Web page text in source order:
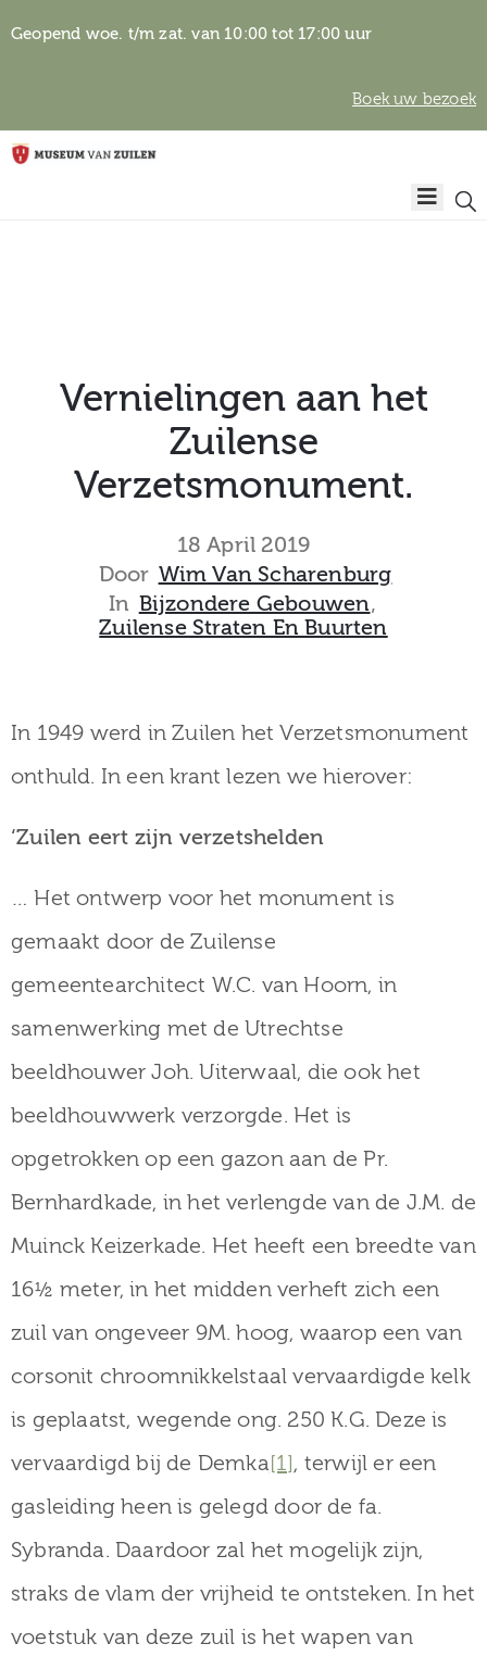
Geopend woe. t/m zat. van 10:00 tot 17:00 uur
Boek uw bezoek
Home
Vernielingen aan het
Zuilense
Verzetsmonument.
18 April 2019
Door Wim Van Scharenburg
In Bijzondere Gebouwen‚
Zuilense Straten En Buurten
In 1949 werd in Zuilen het Verzetsmonument
onthuld. In een krant lezen we hierover:
‘Zuilen eert zijn verzetshelden
… Het ontwerp voor het monument is
gemaakt door de Zuilense
gemeentearchitect W.C. van Hoorn, in
samenwerking met de Utrechtse
beeldhouwer Joh. Uiterwaal, die ook het
beeldhouwwerk verzorgde. Het is
opgetrokken op een gazon aan de Pr.
Bernhardkade, in het verlengde van de J.M. de
Muinck Keizerkade. Het heeft een breedte van
16½ meter, in het midden verheft zich een
zuil van ongeveer 9M. hoog, waarop een van
corsonit chroomnikkelstaal vervaardigde kelk
is geplaatst, wegende ong. 250 K.G. Deze is
vervaardigd bij de Demka[1], terwijl er een
gasleiding heen is gelegd door de fa.
Sybranda. Daardoor zal het mogelijk zijn,
straks de vlam der vrijheid te ontsteken. In het
voetstuk van deze zuil is het wapen van
Algemene